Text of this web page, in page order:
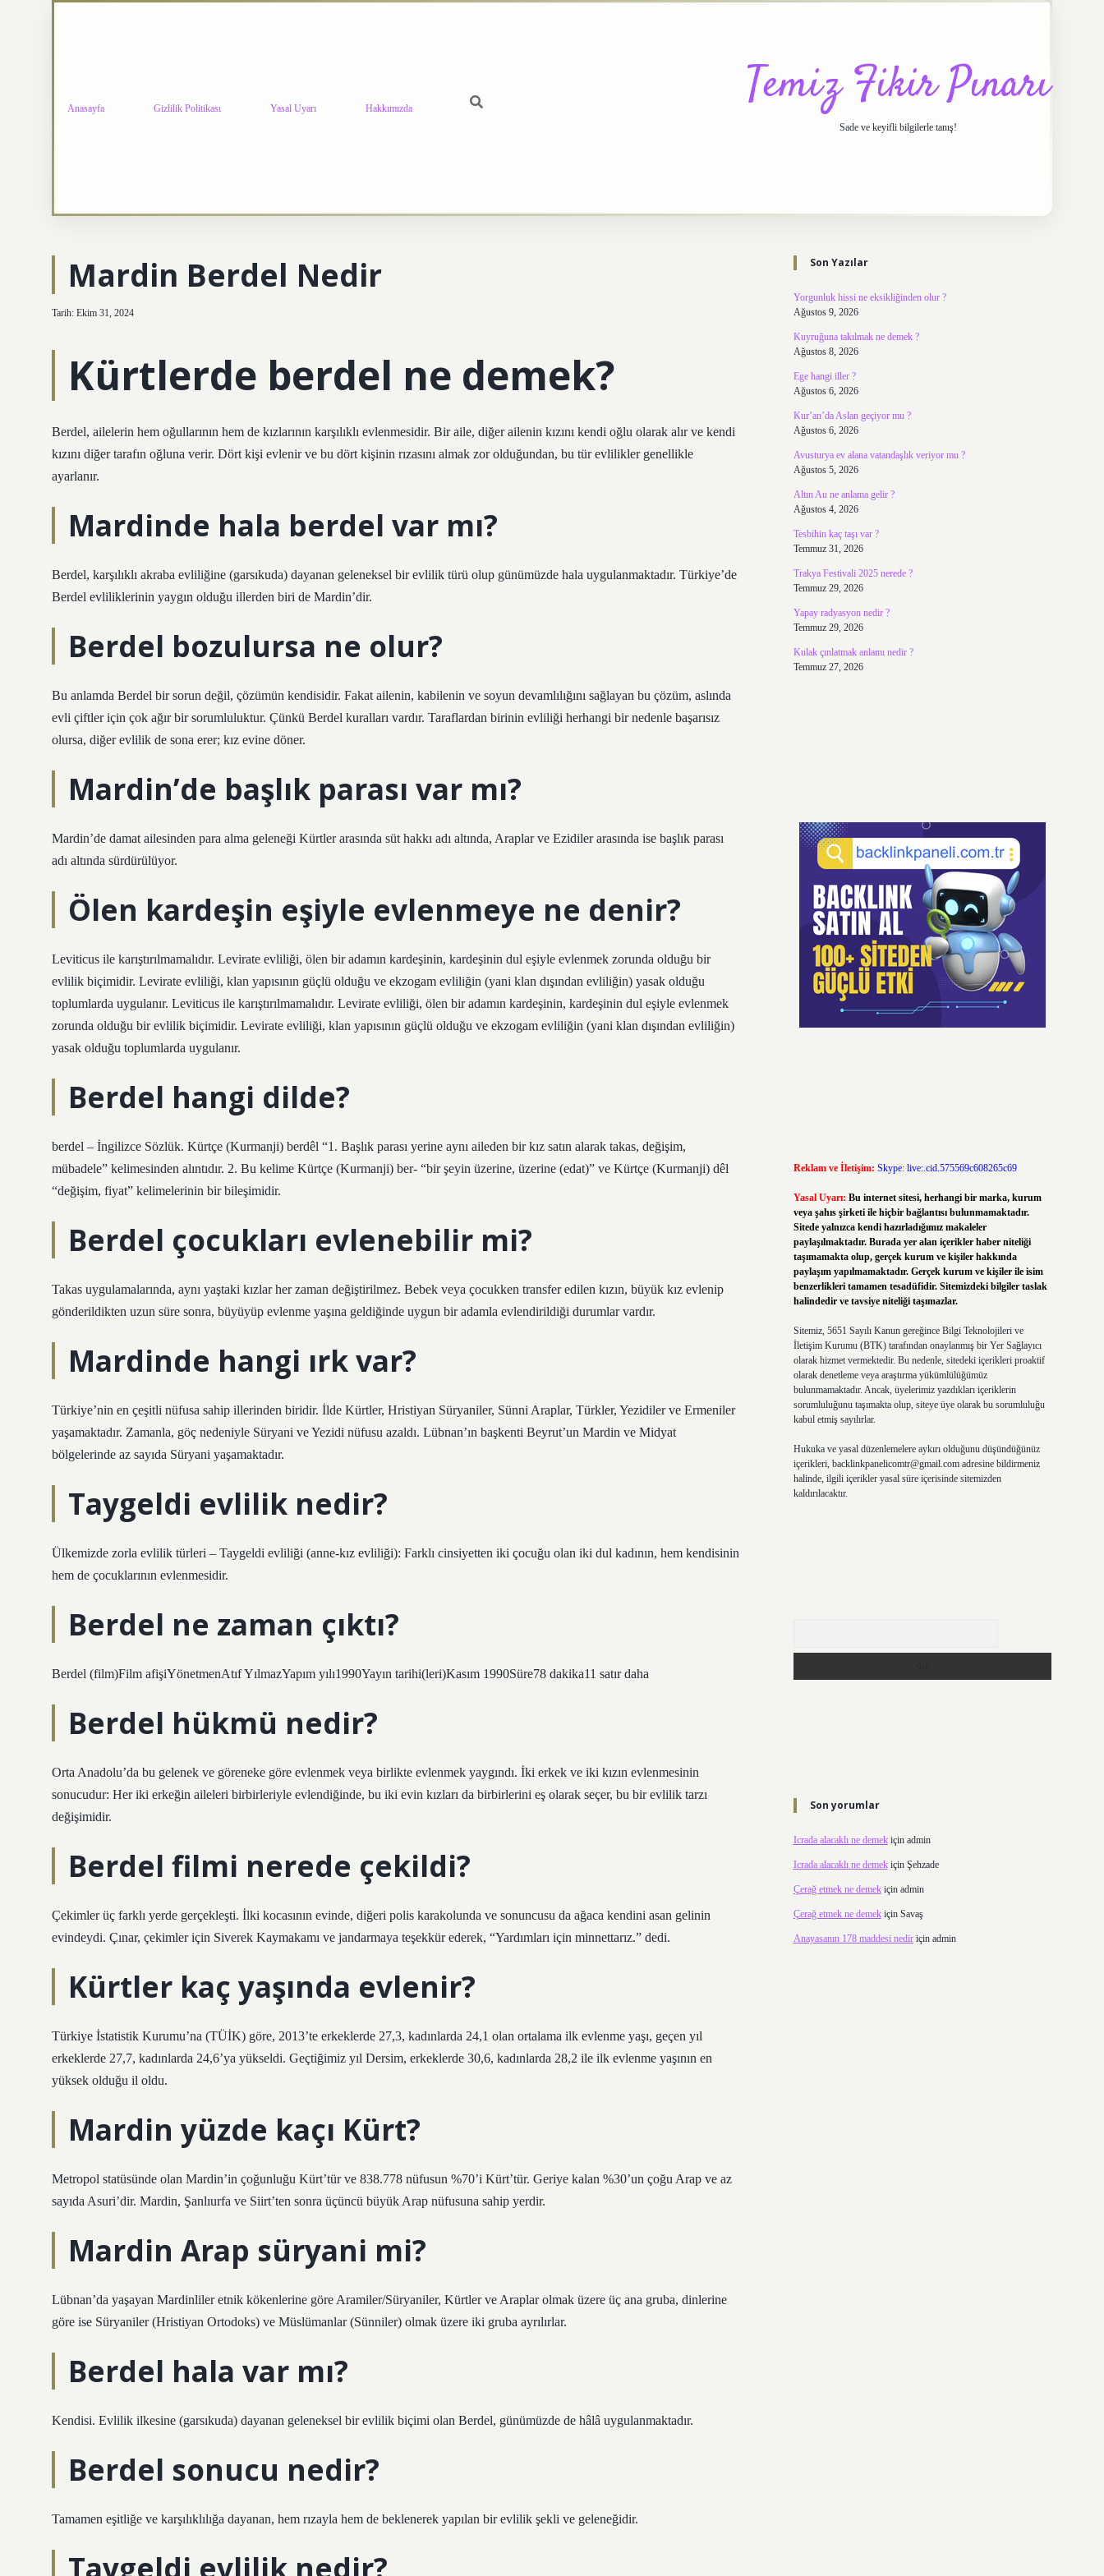
Anasayfa Gizlilik Politikası Yasal Uyarı Hakkımızda Temiz Fikir Pınarı
Sade ve keyifli bilgilerle tanış!
Mardin Berdel Nedir
Tarih: Ekim 31, 2024
Kürtlerde berdel ne demek?
Berdel, ailelerin hem oğullarının hem de kızlarının karşılıklı evlenmesidir. Bir aile, diğer ailenin kızını kendi oğlu olarak alır ve kendi
kızını diğer tarafın oğluna verir. Dört kişi evlenir ve bu dört kişinin rızasını almak zor olduğundan, bu tür evlilikler genellikle
ayarlanır.
Mardinde hala berdel var mı?
Berdel, karşılıklı akraba evliliğine (garsıkuda) dayanan geleneksel bir evlilik türü olup günümüzde hala uygulanmaktadır. Türkiye’de
Berdel evliliklerinin yaygın olduğu illerden biri de Mardin’dir.
Berdel bozulursa ne olur?
Bu anlamda Berdel bir sorun değil, çözümün kendisidir. Fakat ailenin, kabilenin ve soyun devamlılığını sağlayan bu çözüm, aslında
evli çiftler için çok ağır bir sorumluluktur. Çünkü Berdel kuralları vardır. Taraflardan birinin evliliği herhangi bir nedenle başarısız
olursa, diğer evlilik de sona erer; kız evine döner.
Mardin’de başlık parası var mı?
Mardin’de damat ailesinden para alma geleneği Kürtler arasında süt hakkı adı altında, Araplar ve Ezidiler arasında ise başlık parası
adı altında sürdürülüyor.
Ölen kardeşin eşiyle evlenmeye ne denir?
Leviticus ile karıştırılmamalıdır. Levirate evliliği, ölen bir adamın kardeşinin, kardeşinin dul eşiyle evlenmek zorunda olduğu bir
evlilik biçimidir. Levirate evliliği, klan yapısının güçlü olduğu ve ekzogam evliliğin (yani klan dışından evliliğin) yasak olduğu
toplumlarda uygulanır. Leviticus ile karıştırılmamalıdır. Levirate evliliği, ölen bir adamın kardeşinin, kardeşinin dul eşiyle evlenmek
zorunda olduğu bir evlilik biçimidir. Levirate evliliği, klan yapısının güçlü olduğu ve ekzogam evliliğin (yani klan dışından evliliğin)
yasak olduğu toplumlarda uygulanır.
Berdel hangi dilde?
berdel – İngilizce Sözlük. Kürtçe (Kurmanji) berdêl “1. Başlık parası yerine aynı aileden bir kız satın alarak takas, değişim,
mübadele” kelimesinden alıntıdır. 2. Bu kelime Kürtçe (Kurmanji) ber- “bir şeyin üzerine, üzerine (edat)” ve Kürtçe (Kurmanji) dêl
“değişim, fiyat” kelimelerinin bir bileşimidir.
Berdel çocukları evlenebilir mi?
Takas uygulamalarında, aynı yaştaki kızlar her zaman değiştirilmez. Bebek veya çocukken transfer edilen kızın, büyük kız evlenip
gönderildikten uzun süre sonra, büyüyüp evlenme yaşına geldiğinde uygun bir adamla evlendirildiği durumlar vardır.
Mardinde hangi ırk var?
Türkiye’nin en çeşitli nüfusa sahip illerinden biridir. İlde Kürtler, Hristiyan Süryaniler, Sünni Araplar, Türkler, Yezidiler ve Ermeniler
yaşamaktadır. Zamanla, göç nedeniyle Süryani ve Yezidi nüfusu azaldı. Lübnan’ın başkenti Beyrut’un Mardin ve Midyat
bölgelerinde az sayıda Süryani yaşamaktadır.
Taygeldi evlilik nedir?
Ülkemizde zorla evlilik türleri – Taygeldi evliliği (anne-kız evliliği): Farklı cinsiyetten iki çocuğu olan iki dul kadının, hem kendisinin
hem de çocuklarının evlenmesidir.
Berdel ne zaman çıktı?
Berdel (film)Film afişiYönetmenAtıf YılmazYapım yılı1990Yayın tarihi(leri)Kasım 1990Süre78 dakika11 satır daha
Berdel hükmü nedir?
Orta Anadolu’da bu gelenek ve göreneke göre evlenmek veya birlikte evlenmek yaygındı. İki erkek ve iki kızın evlenmesinin
sonucudur: Her iki erkeğin aileleri birbirleriyle evlendiğinde, bu iki evin kızları da birbirlerini eş olarak seçer, bu bir evlilik tarzı
değişimidir.
Berdel filmi nerede çekildi?
Çekimler üç farklı yerde gerçekleşti. İlki kocasının evinde, diğeri polis karakolunda ve sonuncusu da ağaca kendini asan gelinin
evindeydi. Çınar, çekimler için Siverek Kaymakamı ve jandarmaya teşekkür ederek, “Yardımları için minnettarız.” dedi.
Kürtler kaç yaşında evlenir?
Türkiye İstatistik Kurumu’na (TÜİK) göre, 2013’te erkeklerde 27,3, kadınlarda 24,1 olan ortalama ilk evlenme yaşı, geçen yıl
erkeklerde 27,7, kadınlarda 24,6’ya yükseldi. Geçtiğimiz yıl Dersim, erkeklerde 30,6, kadınlarda 28,2 ile ilk evlenme yaşının en
yüksek olduğu il oldu.
Mardin yüzde kaçı Kürt?
Metropol statüsünde olan Mardin’in çoğunluğu Kürt’tür ve 838.778 nüfusun %70’i Kürt’tür. Geriye kalan %30’un çoğu Arap ve az
sayıda Asuri’dir. Mardin, Şanlıurfa ve Siirt’ten sonra üçüncü büyük Arap nüfusuna sahip yerdir.
Mardin Arap süryani mi?
Lübnan’da yaşayan Mardinliler etnik kökenlerine göre Aramiler/Süryaniler, Kürtler ve Araplar olmak üzere üç ana gruba, dinlerine
göre ise Süryaniler (Hristiyan Ortodoks) ve Müslümanlar (Sünniler) olmak üzere iki gruba ayrılırlar.
Berdel hala var mı?
Kendisi. Evlilik ilkesine (garsıkuda) dayanan geleneksel bir evlilik biçimi olan Berdel, günümüzde de hâlâ uygulanmaktadır.
Berdel sonucu nedir?
Tamamen eşitliğe ve karşılıklılığa dayanan, hem rızayla hem de beklenerek yapılan bir evlilik şekli ve geleneğidir.
Taygeldi evlilik nedir?
Sidebar
Son Yazılar
Yorgunluk hissi ne eksikliğinden olur ?
Ağustos 9, 2026
Kuyruğuna takılmak ne demek ?
Ağustos 8, 2026
Ege hangi iller ?
Ağustos 6, 2026
Kur’an’da Aslan geçiyor mu ?
Ağustos 6, 2026
Avusturya ev alana vatandaşlık veriyor mu ?
Ağustos 5, 2026
Altın Au ne anlama gelir ?
Ağustos 4, 2026
Tesbihin kaç taşı var ?
Temmuz 31, 2026
Trakya Festivali 2025 nerede ?
Temmuz 29, 2026
Yapay radyasyon nedir ?
Temmuz 29, 2026
Kulak çınlatmak anlamı nedir ?
Temmuz 27, 2026
Reklam ve İletişim: Skype: live:.cid.575569c608265c69
Yasal Uyarı: Bu internet sitesi, herhangi bir marka, kurum
veya şahıs şirketi ile hiçbir bağlantısı bulunmamaktadır.
Sitede yalnızca kendi hazırladığımız makaleler
paylaşılmaktadır. Burada yer alan içerikler haber niteliği
taşımamakta olup, gerçek kurum ve kişiler hakkında
paylaşım yapılmamaktadır. Gerçek kurum ve kişiler ile isim
benzerlikleri tamamen tesadüfidir. Sitemizdeki bilgiler taslak
halindedir ve tavsiye niteliği taşımazlar.
Sitemiz, 5651 Sayılı Kanun gereğince Bilgi Teknolojileri ve
İletişim Kurumu (BTK) tarafından onaylanmış bir Yer Sağlayıcı
olarak hizmet vermektedir. Bu nedenle, sitedeki içerikleri proaktif
olarak denetleme veya araştırma yükümlülüğümüz
bulunmamaktadır. Ancak, üyelerimiz yazdıkları içeriklerin
sorumluluğunu taşımakta olup, siteye üye olarak bu sorumluluğu
kabul etmiş sayılırlar.
Hukuka ve yasal düzenlemelere aykırı olduğunu düşündüğünüz
içerikleri, backlinkpanelicomtr@gmail.comadresine bildirmeniz
halinde, ilgili içerikler yasal süre içerisinde sitemizden
kaldırılacaktır.
Son yorumlar
Icrada alacaklı ne demekiçin admin
Icrada alacaklı ne demekiçin Şehzade
Çerağ etmek ne demekiçin admin
Çerağ etmek ne demekiçin Savaş
Anayasanın 178 maddesi nediriçin admin